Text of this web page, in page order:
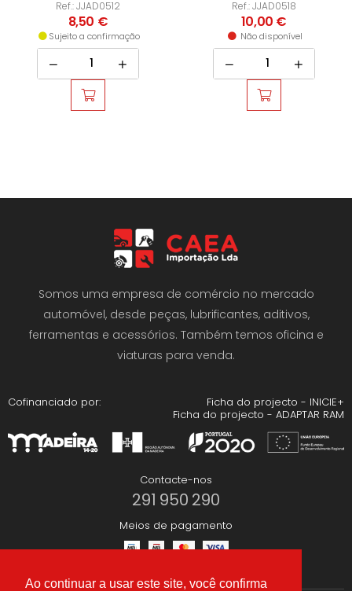
Ao continuar a usar este site, você confirma
Ref.: JJAD0512
8,50 €
Sujeito a confirmação
Ref.: JJAD0518
10,00 €
Não disponível
Somos uma empresa de comércio no mercado
automóvel, desde peças, lubrificantes, aditivos,
ferramentas e acessórios. Também temos oficina e
viaturas para venda.
Cofinanciado por:
Ficha do projecto - INICIE+
Ficha do projecto - ADAPTAR RAM
Contacte-nos
291 950 290
Meios de pagamento